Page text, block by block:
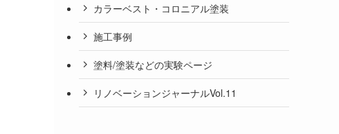
カラーベスト・コロニアル塗装
施工事例
塗料/塗装などの実験ページ
リノベーションジャーナルVol.11